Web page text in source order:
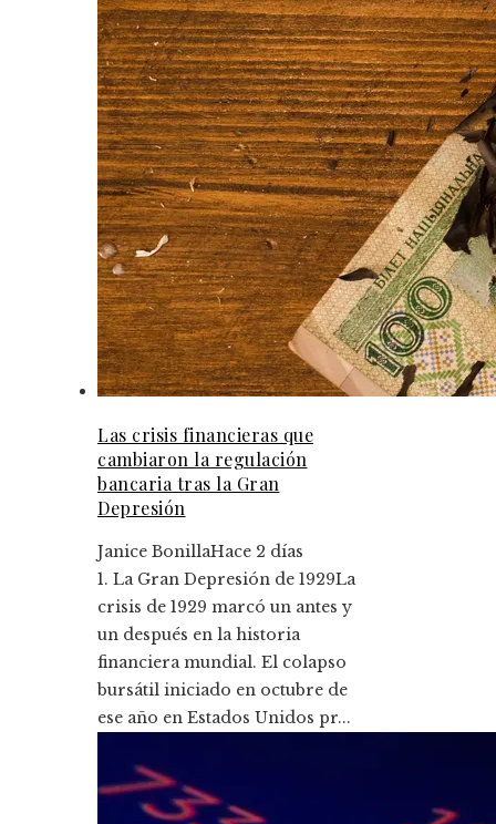
Las crisis financieras que
cambiaron la regulación
bancaria tras la Gran
Depresión
Janice BonillaHace 2 días
1. La Gran Depresión de 1929La
crisis de 1929 marcó un antes y
un después en la historia
financiera mundial. El colapso
bursátil iniciado en octubre de
ese año en Estados Unidos pr...